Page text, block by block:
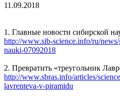
11.09.2018
1. Главные новости сибирской
http://www.sib-science.info/ru/
nauki-07092018
2. Превратить «треугольник
http://www.sbras.info/articles/
lavrenteva-v-piramidu